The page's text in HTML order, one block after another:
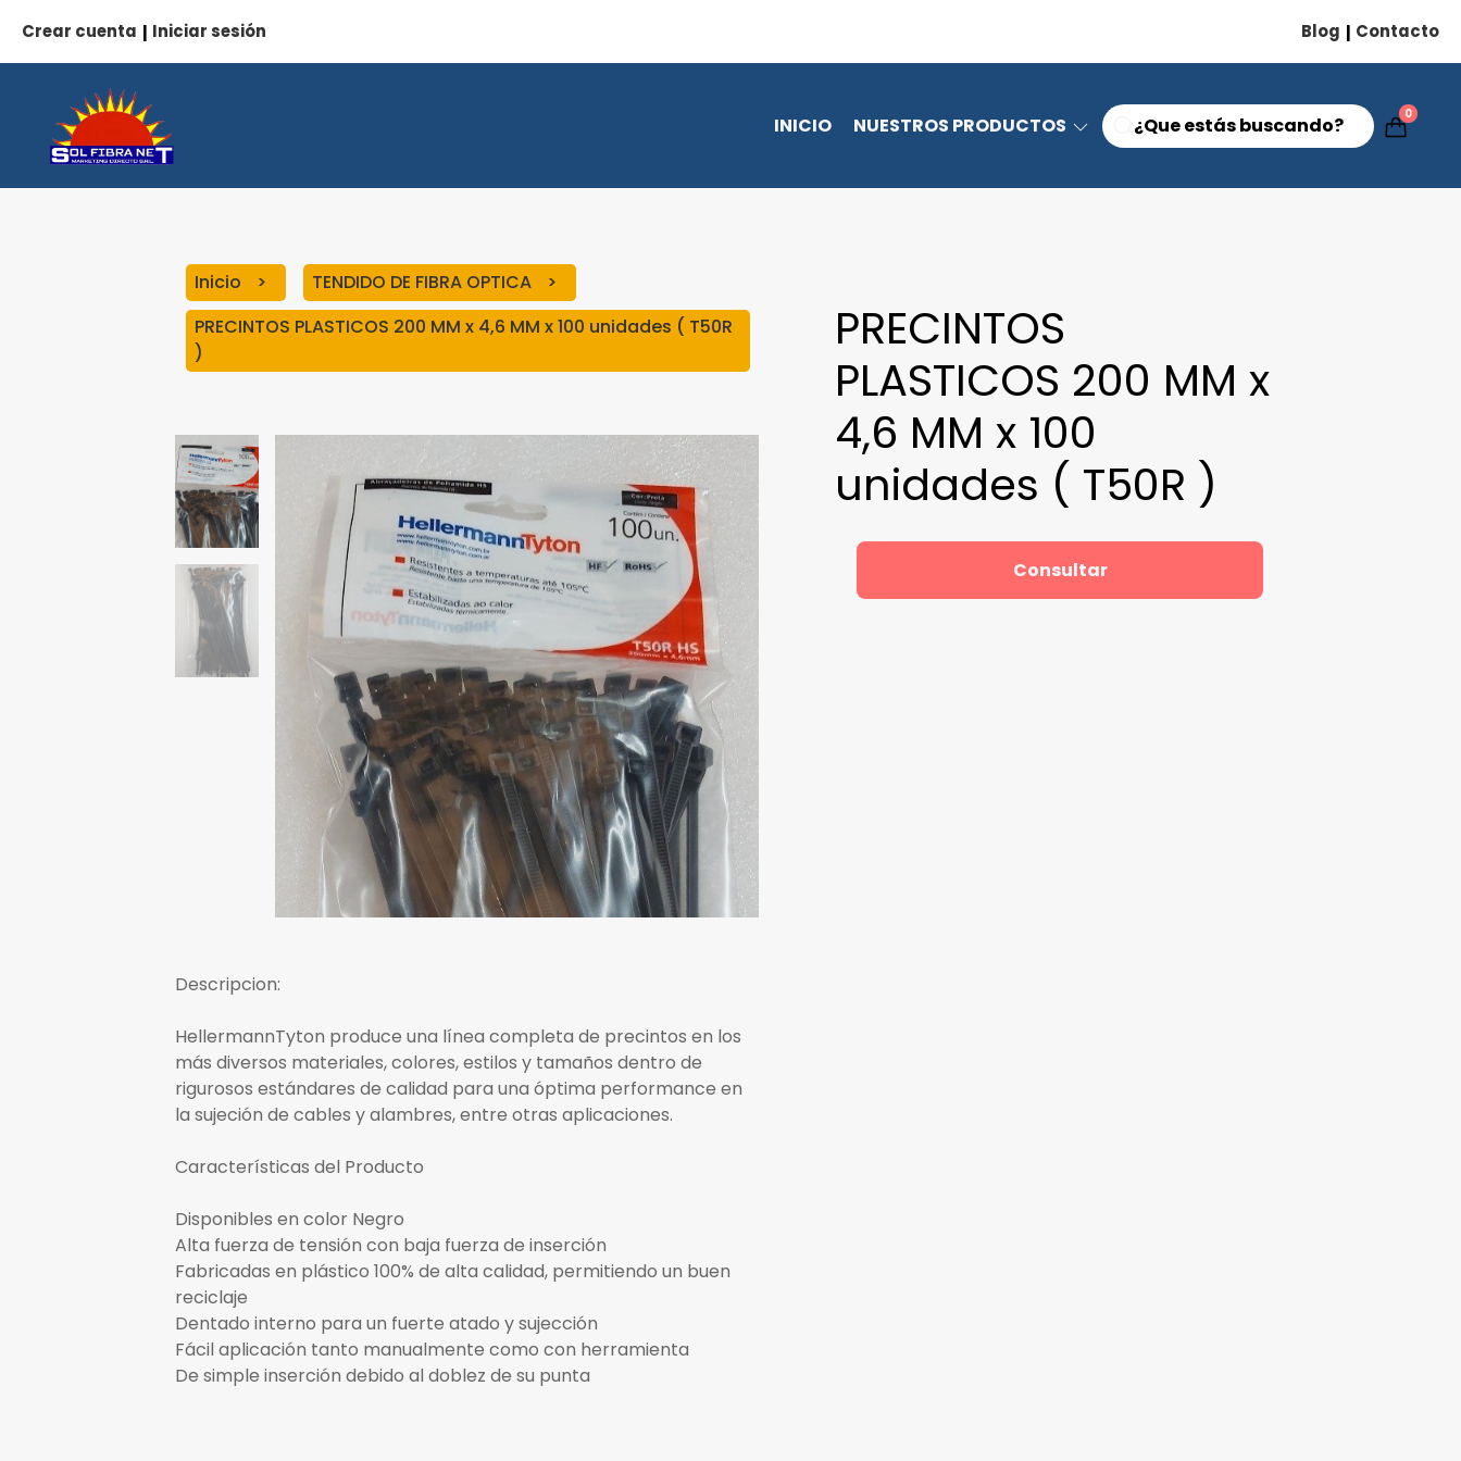
Crear cuenta Iniciar sesión Blog Contacto
INICIO NUESTROS PRODUCTOS 0
Inicio
TENDIDO DE FIBRA OPTICA
PRECINTOS PLASTICOS 200 MM x 4,6 MM x 100 unidades ( T50R
)
Descripcion:
HellermannTyton produce una línea completa de precintos en los
más diversos materiales, colores, estilos y tamaños dentro de
rigurosos estándares de calidad para una óptima performance en
la sujeción de cables y alambres, entre otras aplicaciones.
Características del Producto
Disponibles en color Negro
Alta fuerza de tensión con baja fuerza de inserción
Fabricadas en plástico 100% de alta calidad, permitiendo un buen
reciclaje
Dentado interno para un fuerte atado y sujección
Fácil aplicación tanto manualmente como con herramienta
De simple inserción debido al doblez de su punta
PRECINTOS
PLASTICOS 200 MM x
4,6 MM x 100
unidades ( T50R )
Consultar